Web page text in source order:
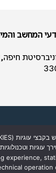
המחשב
חיפה,
reserved to Faculty of
עוגיות
experience,